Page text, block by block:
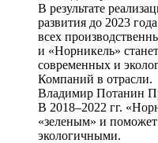
В результате
развития до 2023
всех
и «Норникель»
современных и
Компаний в отрасли.
Владимир Потанин
В 2018–2022 гг.
«зеленым» и поможет
экологичными.